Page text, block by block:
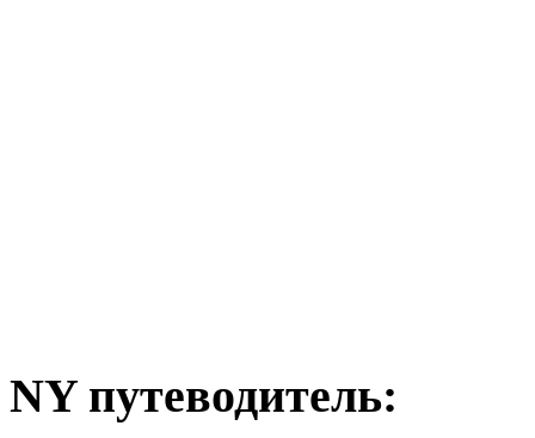
NY путеводитель: